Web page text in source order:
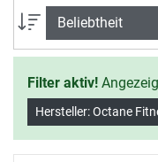
Sortierung
Filter aktiv!
Hersteller: Octane